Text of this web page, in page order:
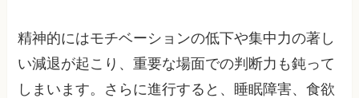
精神的にはモチベーションの低下や集中力の著し
い減退が起こり、重要な場面での判断力も鈍って
しまいます。さらに進行すると、睡眠障害、食欲